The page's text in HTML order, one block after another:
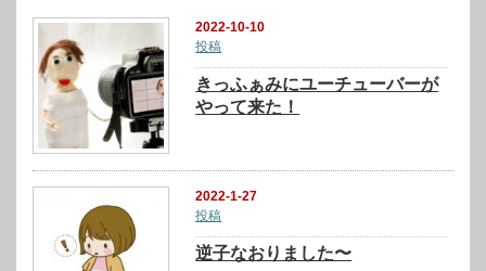
2022-10-10
投稿
きっふぁみにユーチューバーが
やって来た！
2022-1-27
投稿
逆子なおりました〜